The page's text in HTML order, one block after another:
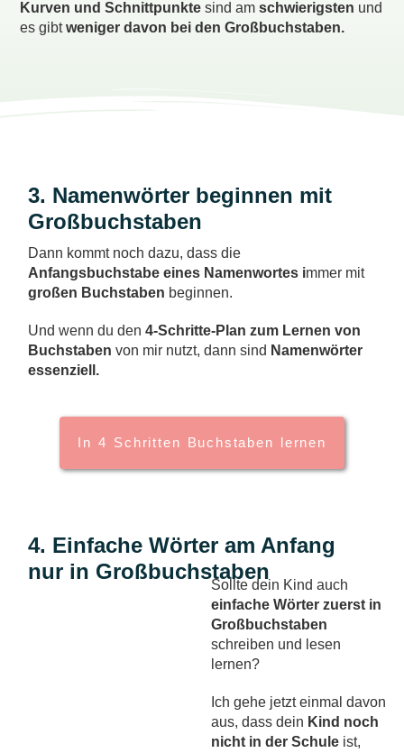
Kurven und Schnittpunkte sind amschwierigsten und
es gibtweniger davon bei den Großbuchstaben.
3. Namenwörter beginnen mit
Großbuchstaben
Dann kommt noch dazu, dass die
Anfangsbuchstabe eines Namenwortes immer mit
großen Buchstaben beginnen.
Und wenn du den4-Schritte-Plan zum Lernen von
Buchstaben von mir nutzt, dann sind Namenwörter
essenziell.
In 4 Schritten Buchstaben lernen
4. Einfache Wörter am Anfang
nur in Großbuchstaben
Sollte dein Kind auch
einfache Wörter zuerst in
Großbuchstaben
schreiben und lesen
lernen?
Ich gehe jetzt einmal davon
aus, dass dein Kind noch
nicht in der Schule ist,